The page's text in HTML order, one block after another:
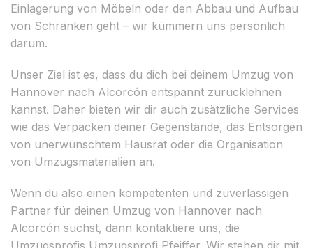
Einlagerung von Möbeln oder den Abbau und Aufbau
von Schränken geht – wir kümmern uns persönlich
darum.
Unser Ziel ist es, dass du dich bei deinem Umzug von
Hannover nach Alcorcón entspannt zurücklehnen
kannst. Daher bieten wir dir auch zusätzliche Services
wie das Verpacken deiner Gegenstände, das Entsorgen
von unerwünschtem Hausrat oder die Organisation
von Umzugsmaterialien an.
Wenn du also einen kompetenten und zuverlässigen
Partner für deinen Umzug von Hannover nach
Alcorcón suchst, dann kontaktiere uns, die
Umzugsprofis Umzugsprofi Pfeiffer. Wir stehen dir mit